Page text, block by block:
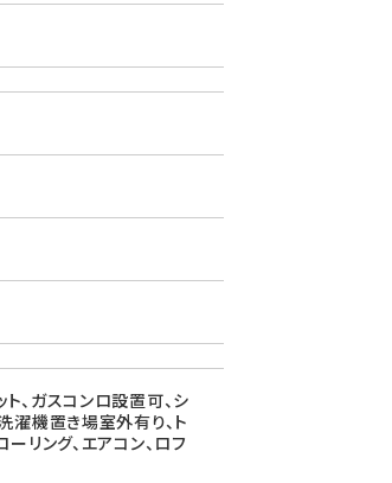
、ガスコンロ設置可、シ
濯機置き場室外有り、ト
ーリング、エアコン、ロフ